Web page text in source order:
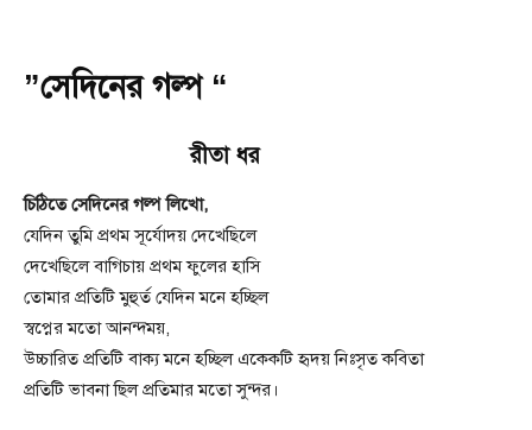
”সেদিনের গল্প “
রীতা ধর
চিঠিতে সেদিনের গল্প লিখো,
যেদিন তুমি প্রথম সূর্যোদয় দেখেছিলে
দেখেছিলে বাগিচায় প্রথম ফুলের হাসি
তোমার প্রতিটি মুহুর্ত যেদিন মনে হচ্ছিল
স্বপ্নের মতো আনন্দময়,
উচ্চারিত প্রতিটি বাক্য মনে হচ্ছিল একেকটি হৃদয় নিঃসৃত কবিতা
প্রতিটি ভাবনা ছিল প্রতিমার মতো সুন্দর।